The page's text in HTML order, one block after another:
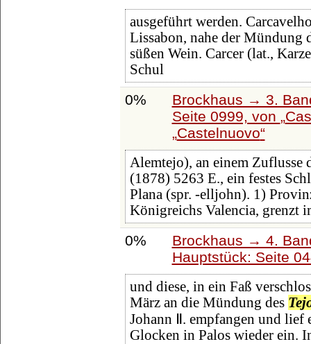
ausgeführt werden.
Lissabon, nahe der Mündung
süßen Wein. Carcer (lat.,
Schul
0%
Brockhaus → 3.
Seite 0999, von
Castelnuovo
Alemtejo), an einem Zuflusse
(1878) 5263 E., ein festes
Plana (spr. -elljohn). 1)
Königreichs Valencia, grenzt
0%
Brockhaus → 4.
Hauptstück: Seite
und diese, in ein Faß
März an die Mündung des
Johann Ⅱ. empfangen und
Glocken in Palos wieder ein.